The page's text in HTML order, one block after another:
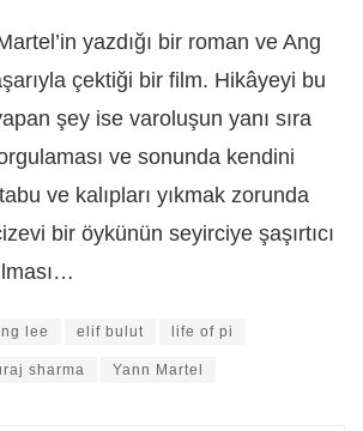
yazdığı bir roman ve Ang
çektiği bir film. Hikâyeyi bu
şey ise varoluşun yanı sıra
ve sonunda kendini
ve kalıpları yıkmak zorunda
bir öykünün seyirciye şaşırtıcı
lee elif bulut life of pi
sharma Yann Martel